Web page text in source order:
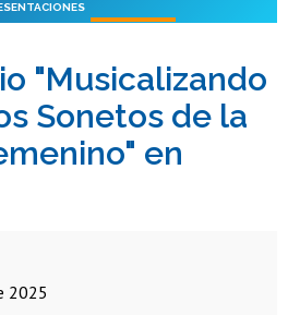
os
os
os
"Musicalizando
Sonetos de la
en
2025